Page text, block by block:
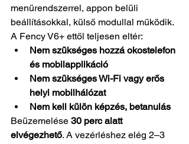
menürendszerrel, appon belüli
beállításokkal, külső modullal működik.
A Fency V6+ ettől teljesen eltér:
Nem szükséges hozzá okostelefon
és mobilapplikáció
Nem szükséges Wi-Fi vagy erős
helyi mobilhálózat
Nem kell külön képzés, betanulás
Beüzemelése 30 perc alatt
elvégezhető. A vezérléshez elég 2–3